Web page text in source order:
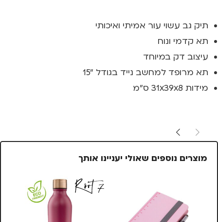
תיק גב עשוי עור אמיתי ואיכותי
תא קדמי ונוח
עיצוב דק במיוחד
תא מרופד למחשב נייד בגודל "15
מידות 31x39x8 ס"מ
מוצרים נוספים שאולי יעניינו אותך